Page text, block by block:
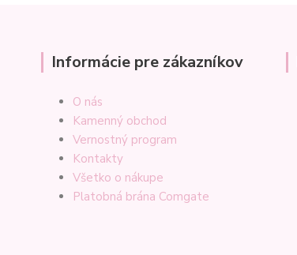
Informácie pre zákazníkov
O nás
Kamenný obchod
Vernostný program
Kontakty
Všetko o nákupe
Platobná brána Comgate